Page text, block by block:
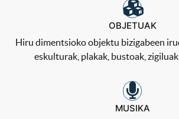
OBJETUAK
Hiru dimentsioko objektu bizigabeen
eskulturak, plakak, bustoak,
MUSIKA